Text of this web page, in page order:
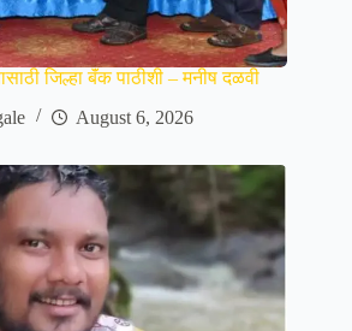
जिल्हा बॅंक पाठीशी – मनीष दळवी
August 6, 2026